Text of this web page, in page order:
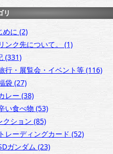
リ
めに (2)
ンク先について。 (1)
(331)
行・展覧会・イベント等 (116)
袋 (27)
レー (38)
い食べ物 (53)
クション (85)
レーディングカード (52)
ガンダム (23)